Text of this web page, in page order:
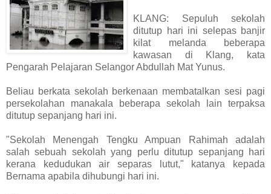
KLANG: Sepuluh sekolah
ditutup hari ini selepas banjir
kilat melanda beberapa
kawasan di Klang, kata
Pengarah Pelajaran Selangor Abdullah Mat Yunus.
Beliau berkata sekolah berkenaan membatalkan sesi pagi
persekolahan manakala beberapa sekolah lain terpaksa
ditutup sepanjang hari ini.
"Sekolah Menengah Tengku Ampuan Rahimah adalah
salah sebuah sekolah yang perlu ditutup sepanjang hari
kerana kedudukan air separas lutut," katanya kepada
Bernama apabila dihubungi hari ini.